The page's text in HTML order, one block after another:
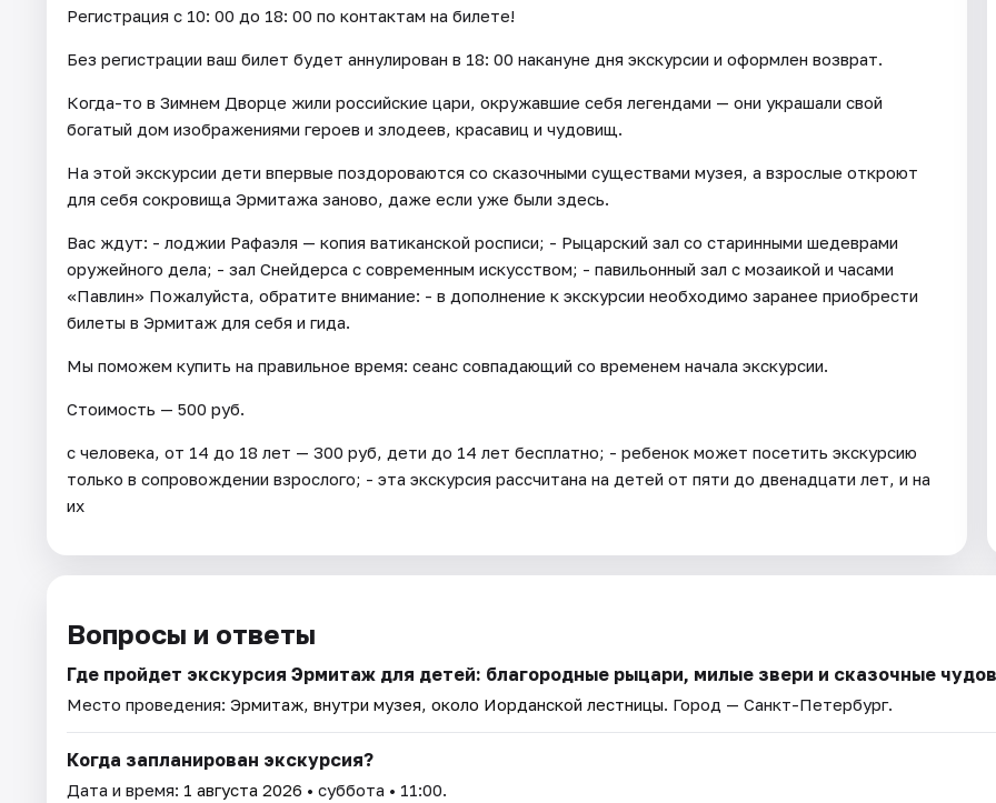
Регистрация с 10: 00 до 18: 00 по контактам на билете!
Без регистрации ваш билет будет аннулирован в 18: 00 накануне дня экскурсии и оформлен возврат.
Когда-то в Зимнем Дворце жили российские цари, окружавшие себя легендами — они украшали свой
богатый дом изображениями героев и злодеев, красавиц и чудовищ.
На этой экскурсии дети впервые поздороваются со сказочными существами музея, а взрослые откроют
для себя сокровища Эрмитажа заново, даже если уже были здесь.
Вас ждут: - лоджии Рафаэля — копия ватиканской росписи; - Рыцарский зал со старинными шедеврами
оружейного дела; - зал Снейдерса с современным искусством; - павильонный зал с мозаикой и часами
«Павлин» Пожалуйста, обратите внимание: - в дополнение к экскурсии необходимо заранее приобрести
билеты в Эрмитаж для себя и гида.
Мы поможем купить на правильное время: сеанс совпадающий со временем начала экскурсии.
Стоимость — 500 руб.
с человека, от 14 до 18 лет — 300 руб, дети до 14 лет бесплатно; - ребенок может посетить экскурсию
только в сопровождении взрослого; - эта экскурсия рассчитана на детей от пяти до двенадцати лет, и на
их
Вопросы и ответы
Где пройдет экскурсия Эрмитаж для детей: благородные рыцари, милые звери и сказочные
Место проведения: Эрмитаж, внутри музея, около Иорданской лестницы. Город — Санкт-Петербург.
Когда запланирован экскурсия?
Дата и время: 1 августа 2026 • суббота • 11:00.